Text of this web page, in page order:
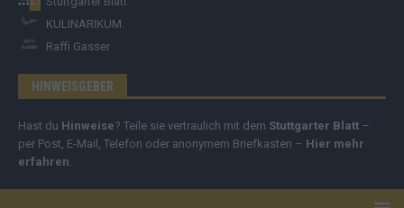
KULINARIKUM.
Raffi Gasser
HINWEISGEBER
Hast du Hinweise? Teile sie vertraulich mit dem Stuttgarter Blatt –
per Post, E-Mail, Telefon oder anonymem Briefkasten – Hier mehr
erfahren.